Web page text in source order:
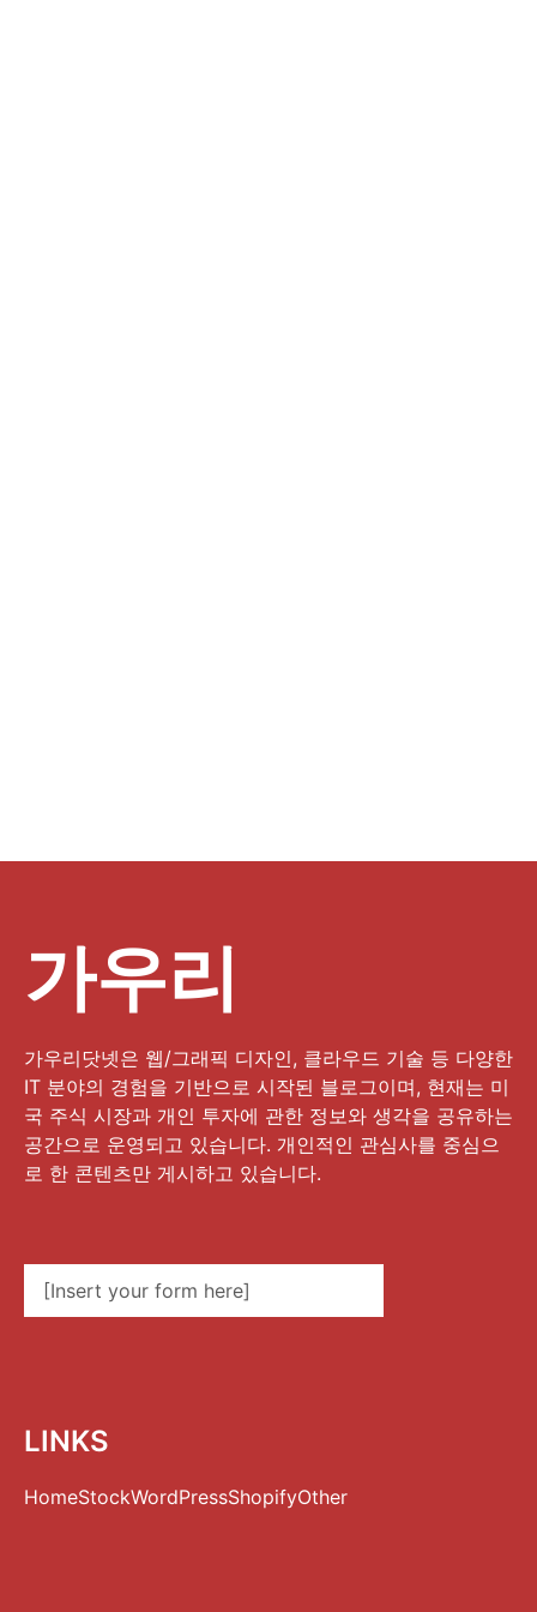
가우리
가우리닷넷은 웹/그래픽 디자인, 클라우드 기술 등 다양한
IT 분야의 경험을 기반으로 시작된 블로그이며, 현재는 미
국 주식 시장과 개인 투자에 관한 정보와 생각을 공유하는
공간으로 운영되고 있습니다. 개인적인 관심사를 중심으
로 한 콘텐츠만 게시하고 있습니다.
[Insert your form here]
LINKS
HomeStockWordPressShopifyOther